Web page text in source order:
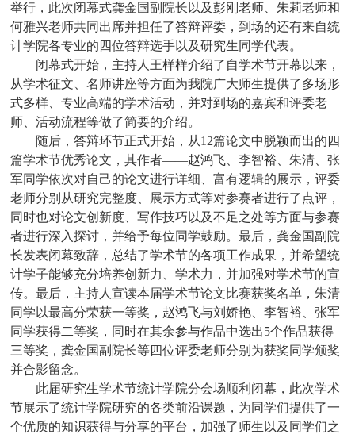
举行，此次闭幕式龚金国副院长以及彭刚老师、朱莉老师和
何雅兴老师共同出席并担任了答辩评委，到场的还有来自统
计学院各专业的四位答辩选手以及研究生同学代表。
闭幕式开始，主持人王样样介绍了自学术节开幕以来，
从学术征文、名师讲座等方面为我院广大师生提供了多场形
式多样、专业高端的学术活动，并对到场的嘉宾和评委老
师 、活动流程等做了简要的介绍。
随后，答辩环节正式开始，从12篇论文中脱颖而出的四
篇学术节优秀论文，其作者——赵鸿飞、李智裕、朱清、张
军同学依次对自己的论文进行详细、富有逻辑的展示，评委
老师分别从研究完整度、展示方式等对参赛者进行了 点评 ，
同时也对论文创新度、写作技巧以及不足之处等方面与参赛
者进行深入探讨，并给予每位同学鼓励。最后，龚金国副院
长发表闭幕致辞，总结了学术节的各项工作成果，并希望统
计学子能够充分培养创新力、学术力，并加强对学术节的宣
传。最后，主持人宣读本届学术节论文比赛获奖名单，朱清
同学以最高分荣获一等奖，赵鸿飞与刘娇艳、李智裕、张军
同学获得二等奖， 同时在其余参与作品中选出5个作品获得
三等奖，龚金国副院长等四位评委老师分别为获奖同学颁奖
并合影留念。
此届研究生学术节统计学院分会场顺利闭幕，此次学术
节展示了统计学院研究的各类前沿课题，为同学们提供了一
个优质的知识获得与分享的平台，加强了师生以及同学们之